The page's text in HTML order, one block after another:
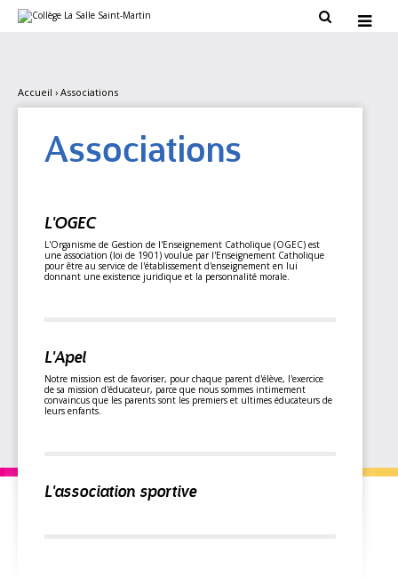
navigation
personnels
 
Accueil › Associations
Associations
L'OGEC
L'Organisme de Gestion de l'Enseignement Catholique (OGEC) est
une association (loi de 1901) voulue par l'Enseignement Catholique
pour être au service de l'établissement d'enseignement en lui
donnant une existence juridique et la personnalité morale.
L'Apel
Notre mission est de favoriser, pour chaque parent d'élève, l'exercice
de sa mission d'éducateur, parce que nous sommes intimement
convaincus que les parents sont les premiers et ultimes éducateurs de
leurs enfants.
L'association sportive